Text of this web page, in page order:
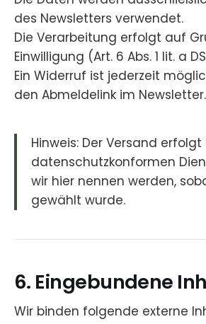
des Newsletters verwendet.
Die Verarbeitung erfolgt auf
Einwilligung (Art. 6 Abs. 1 lit. a
Ein Widerruf ist jederzeit
den Abmeldelink im Newsletter.
Hinweis: Der Versand
datenschutzkonformen
wir hier nennen werden,
gewählt wurde.
6. Eingebundene
Wir binden folgende externe